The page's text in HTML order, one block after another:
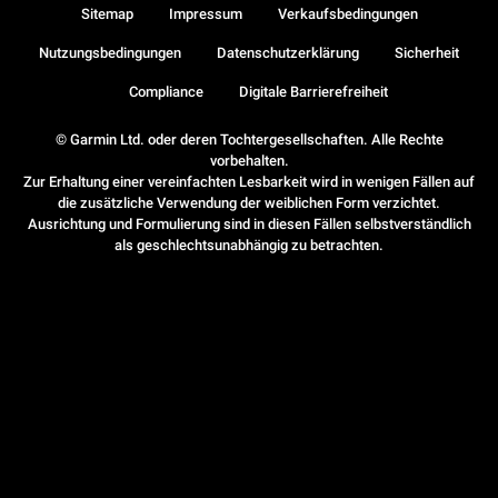
© Garmin Ltd. oder deren Tochtergesellschaften. Alle Rechte
vorbehalten.
Zur Erhaltung einer vereinfachten Lesbarkeit wird in wenigen Fällen auf
die zusätzliche Verwendung der weiblichen Form verzichtet.
Ausrichtung und Formulierung sind in diesen Fällen selbstverständlich
als geschlechtsunabhängig zu betrachten.
Sitemap Impressum Verkaufsbedingungen
Nutzungsbedingungen Datenschutzerklärung Sicherheit
Compliance Digitale Barrierefreiheit